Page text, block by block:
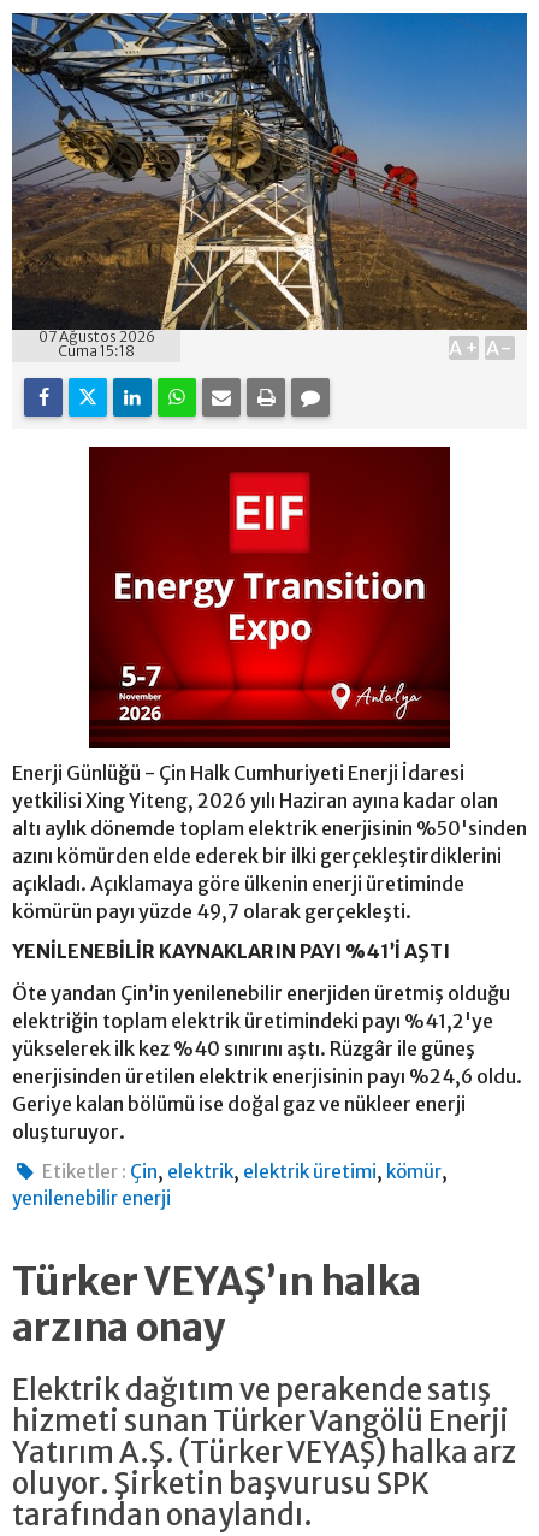
07 Ağustos 2026
Cuma 15:18
A+ A-
Enerji Günlüğü - Çin Halk Cumhuriyeti Enerji İdaresi
yetkilisi Xing Yiteng, 2026 yılı Haziran ayına kadar olan
altı aylık dönemde toplam elektrik enerjisinin %50'sinden
azını kömürden elde ederek bir ilki gerçekleştirdiklerini
açıkladı. Açıklamaya göre ülkenin enerji üretiminde
kömürün payı yüzde 49,7 olarak gerçekleşti.
YENİLENEBİLİR KAYNAKLARIN PAYI %41’İ AŞTI
Öte yandan Çin’in yenilenebilir enerjiden üretmiş olduğu
elektriğin toplam elektrik üretimindeki payı %41,2'ye
yükselerek ilk kez %40 sınırını aştı. Rüzgâr ile güneş
enerjisinden üretilen elektrik enerjisinin payı %24,6 oldu.
Geriye kalan bölümü ise doğal gaz ve nükleer enerji
oluşturuyor.
Etiketler : Çin, elektrik, elektrik üretimi, kömür,
yenilenebilir enerji
Türker VEYAŞ’ın halka
arzına onay
Elektrik dağıtım ve perakende satış
hizmeti sunan Türker Vangölü Enerji
Yatırım A.Ş. (Türker VEYAŞ) halka arz
oluyor. Şirketin başvurusu SPK
tarafından onaylandı.